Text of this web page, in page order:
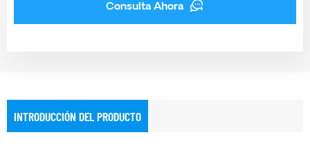
Consulta Ahora
INTRODUCCIÓN DEL PRODUCTO